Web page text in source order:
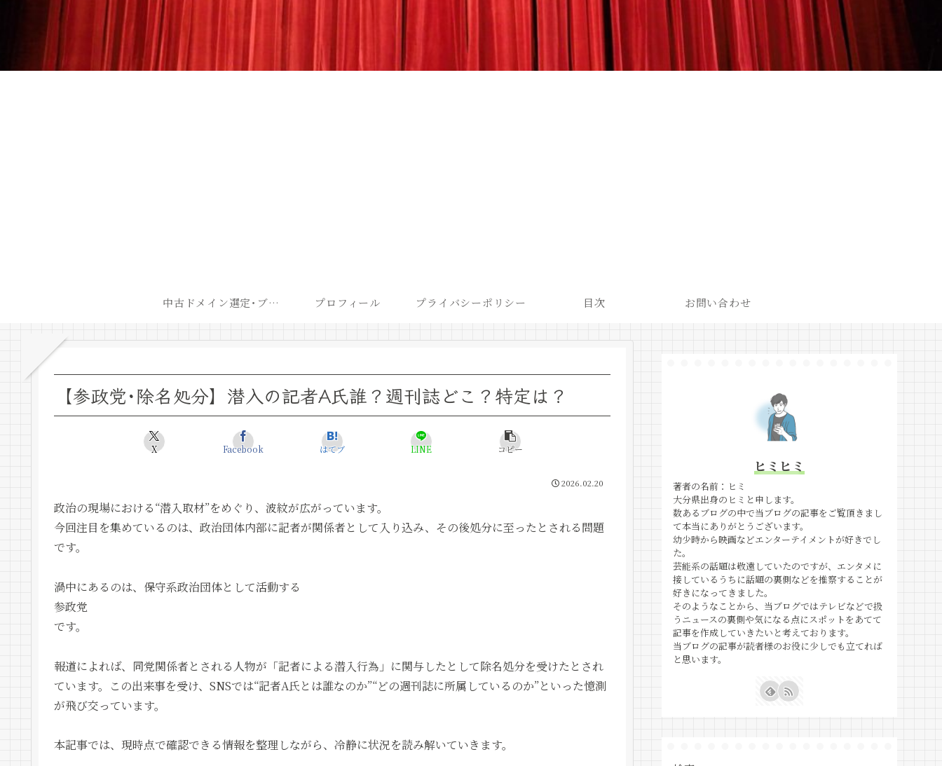
中古ドメイン選定･ブログ開設後最短での収益化戦略 プロフィール プライバシーポリシー 目次 お問い合わせ
【参政党･除名処分】潜入の記者A氏誰？週刊誌どこ？特定は？
X Facebook はてブ LINE コピー
2026.02.20
政治の現場における“潜入取材”をめぐり、波紋が広がっています。
今回注目を集めているのは、政治団体内部に記者が関係者として入り込み、その後処分に至ったとされる問題
です。
渦中にあるのは、保守系政治団体として活動する
参政党
です。
報道によれば、同党関係者とされる人物が「記者による潜入行為」に関与したとして除名処分を受けたとされ
ています。この出来事を受け、SNSでは“記者A氏とは誰なのか”“どの週刊誌に所属しているのか”といった憶測
が飛び交っています。
本記事では、現時点で確認できる情報を整理しながら、冷静に状況を読み解いていきます。
ヒミヒミ
著者の名前：ヒミ
大分県出身のヒミと申します。
数あるブログの中で当ブログの記事をご覧頂きまし
て本当にありがとうございます。
幼少時から映画などエンターテイメントが好きでし
た。
芸能系の話題は敬遠していたのですが、エンタメに
接しているうちに話題の裏側などを推察することが
好きになってきました。
そのようなことから、当ブログではテレビなどで扱
うニュースの裏側や気になる点にスポットをあてて
記事を作成していきたいと考えております。
当ブログの記事が読者様のお役に少しでも立てれば
と思います。